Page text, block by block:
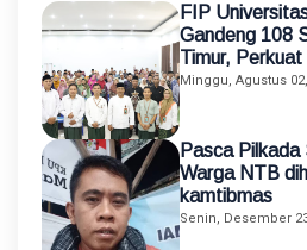
FIP
Gandeng 108
Timur,
Pendidikan
Minggu, Agustus
Pasca
Warga NTB
kamtibmas
Senin, Desember